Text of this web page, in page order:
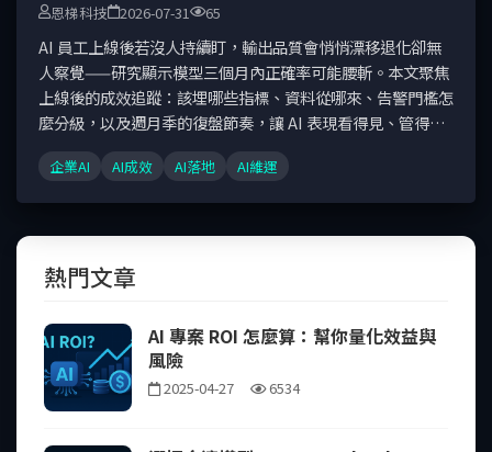
恩梯科技 2026-07-31 65
AI 員工上線後若沒人持續盯，輸出品質會悄悄漂移退化卻無
人察覺——研究顯示模型三個月內正確率可能腰斬。本文聚焦
上線後的成效追蹤：該埋哪些指標、資料從哪來、告警門檻怎
麼分級，以及週月季的復盤節奏，讓 AI 表現看得見、管得
企業AI AI成效 AI落地 AI維運
熱門文章
AI 專案 ROI 怎麼算：幫你量化效益與
風險
2025-04-27 6534